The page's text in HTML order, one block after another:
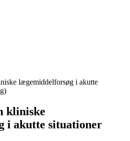
lægemiddelforsøg i akutte
kliniske
i akutte situationer